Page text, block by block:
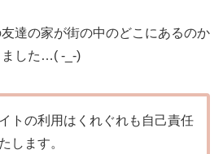
達の家が街の中のどこにあるのか
ました…( -_-)
トの利用はくれぐれも自己責任
します。